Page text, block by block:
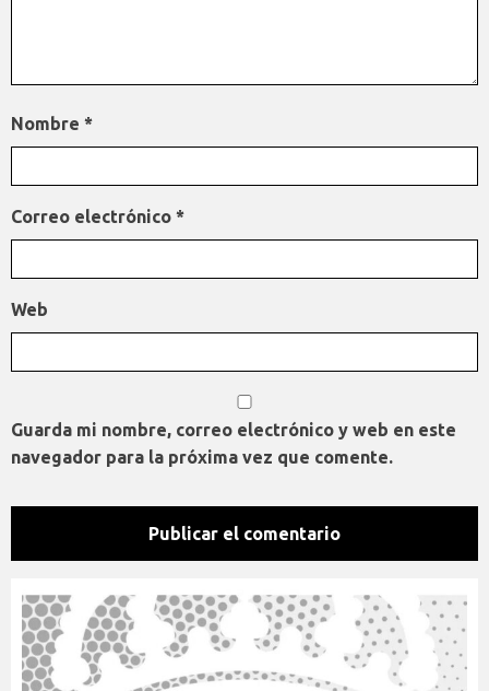
Nombre *
Correo electrónico *
Web
Guarda mi nombre, correo electrónico y web en este
navegador para la próxima vez que comente.